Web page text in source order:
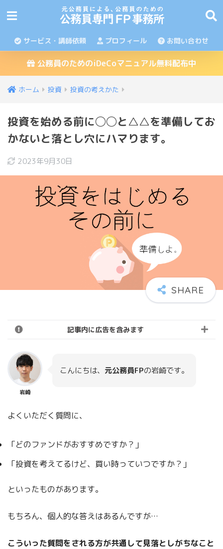
サービス・講師依頼 プロフィール お問い合わせ
公務員のためのiDeCoマニュアル無料配布中
ホーム 投資 投資の考えかた
投資を始める前に◯◯と△△を準備してお
かないと落とし穴にハマります。
2023年9月30日
記事内に広告を含みます
岩崎
こんにちは、 元公務員FPの岩崎です。
よくいただく質問に、
「どのファンドがおすすめですか？」
「投資を考えてるけど、買い時っていつですか？」
といったものがあります。
もちろん、個人的な答えはあるんですが…
こういった質問をされる方が共通して見落としがちなこと